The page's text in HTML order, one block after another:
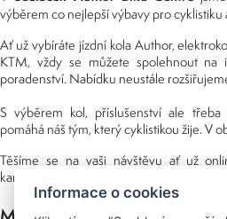
výběrem co nejlepší výbavy pro cyklistiku
Ať už vybíráte jízdní kola Author,
KTM, vždy se můžete spolehnout na
poradenství. Nabídku neustále
S výběrem kol, příslušenství ale
pomáhá náš tým, který cyklistikou žije. V
Těšíme se na vaši návštěvu ať už
kamenné prodejně, kterou najdete v NS
Informace o cookies